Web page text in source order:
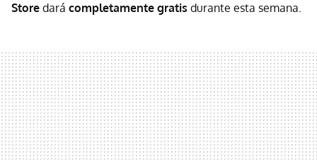
Store dará completamente gratis durante esta semana.